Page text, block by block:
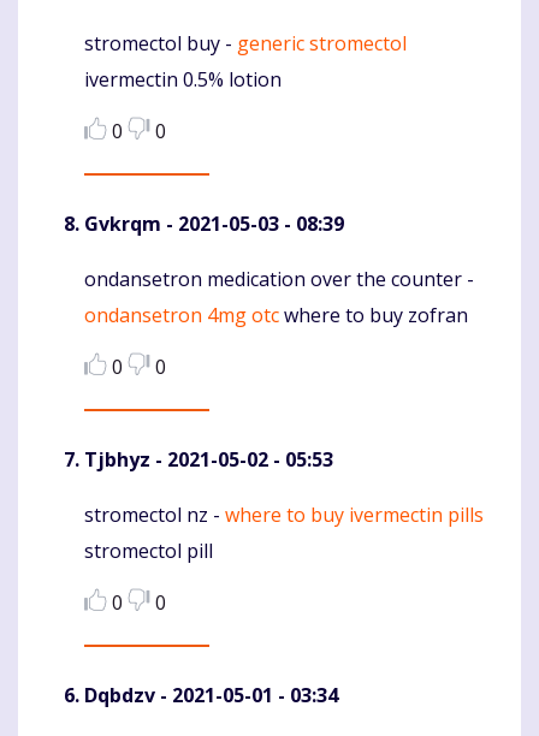
Komentaras
stromectol buy - generic stromectol
ivermectin 0.5% lotion
0
0
Gvkrqm - 2021-05-03 - 08:39
Komentaras
ondansetron medication over the counter -
ondansetron 4mg otcwhere to buy zofran
0
0
Tjbhyz - 2021-05-02 - 05:53
Komentaras
stromectol nz - where to buy ivermectin pills
stromectol pill
0
0
Dqbdzv - 2021-05-01 - 03:34